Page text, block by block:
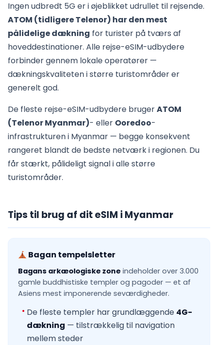
Ingen udbredt 5G er i øjeblikket udrullet til rejsende.
ATOM (tidligere Telenor) har den mest
pålidelige dækning for turister på tværs af
hoveddestinationer. Alle rejse-eSIM-udbydere
forbinder gennem lokale operatører —
dækningskvaliteten i større turistområder er
generelt god.
De fleste rejse-eSIM-udbydere brugerATOM
(Telenor Myanmar)- eller Ooredoo-
infrastrukturen i Myanmar — begge konsekvent
rangeret blandt de bedste netværk i regionen. Du
får stærkt, pålideligt signal i alle større
turistområder.
Tips til brug af dit eSIM i Myanmar
Bagan tempelsletter
Bagans arkæologiske zone indeholder over 3.000
gamle buddhistiske templer og pagoder — et af
Asiens mest imponerende seværdigheder.
De fleste templer har grundlæggende 4G-
dækning — tilstrækkelig til navigation
mellem steder